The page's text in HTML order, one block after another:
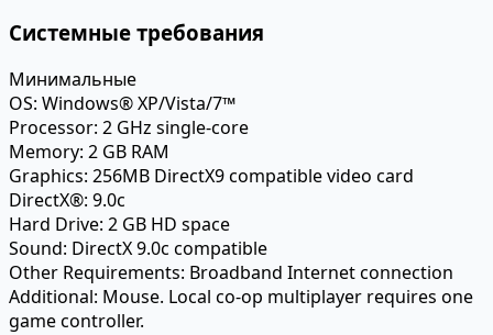
Системные требования
Минимальные
OS: Windows® XP/Vista/7™
Processor: 2 GHz single-core
Memory: 2 GB RAM
Graphics: 256MB DirectX9 compatible video card
DirectX®: 9.0c
Hard Drive: 2 GB HD space
Sound: DirectX 9.0c compatible
Other Requirements: Broadband Internet connection
Additional: Mouse. Local co-op multiplayer requires one
game controller.